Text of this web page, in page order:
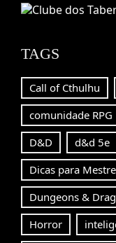
TAGS
Call of Cthulhu
comunidade RPG
D&D
d&d 5e
Dicas para
Dungeons &
Horror